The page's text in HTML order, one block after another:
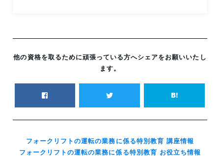
他の資格を取るために頑張っている方へシェアをお願いいたし
ます。
フォークリフトの運転の業務に係る特別教育 講座情報
フォークリフトの運転の業務に係る特別教育 お役立ち情報